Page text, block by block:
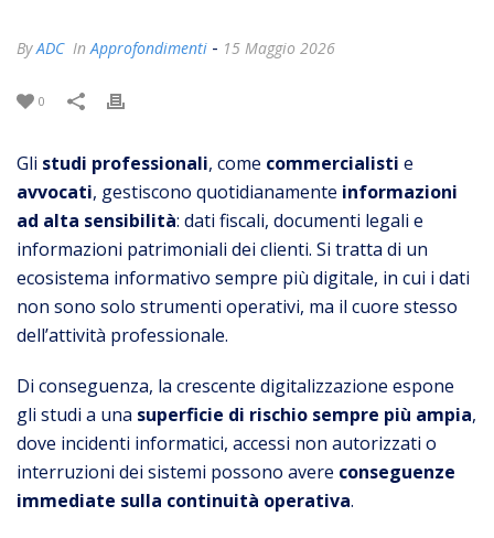
ByADC InApprofondimenti - 15 Maggio 2026
0
Gli studi professionali, come commercialisti e
avvocati, gestiscono quotidianamente informazioni
ad alta sensibilità: dati fiscali, documenti legali e
informazioni patrimoniali dei clienti. Si tratta di un
ecosistema informativo sempre più digitale, in cui i dati
non sono solo strumenti operativi, ma il cuore stesso
dell’attività professionale.
Di conseguenza, la crescente digitalizzazione espone
gli studi a una superficie di rischio sempre più ampia,
dove incidenti informatici, accessi non autorizzati o
interruzioni dei sistemi possono avere conseguenze
immediate sulla continuità operativa.